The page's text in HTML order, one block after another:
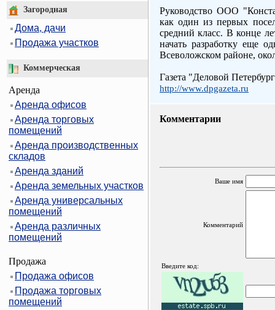
Загородная
Дома, дачи
Продажа участков
Коммерческая
Аренда
Аренда офисов
Аренда торговых
помещений
Аренда производственных
складов
Аренда зданий
Аренда земельных участков
Аренда универсальных
помещений
Аренда различных
помещений
Продажа
Продажа офисов
Продажа торговых
помещений
Руководство ООО
как один из первых
средний класс. В конце
начать разработку еще
Всеволожском районе,
Газета "Деловой
http://www.dpgazeta.ru
Комментарии
Ваше имя
Комментарий
Введите код: